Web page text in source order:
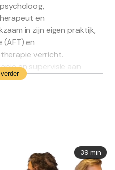
en
in zijn eigen praktijk,
en
verricht.
en supervisie aan
Affectfobietherapie, het
voor de dood. In 2016
over AFT,
het
verder
39 min